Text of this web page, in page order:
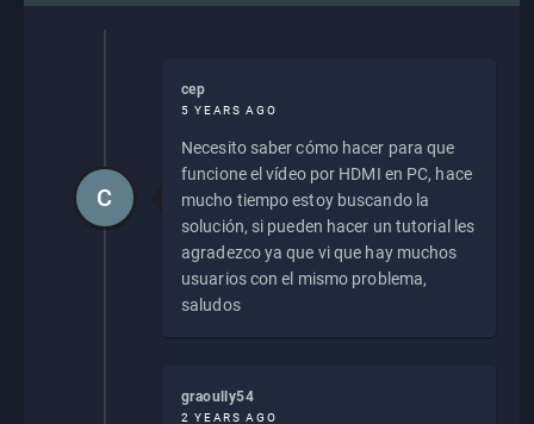
cep
5 YEARS AGO
Necesito saber cómo hacer para que
funcione el vídeo por HDMI en PC, hace
mucho tiempo estoy buscando la
solución, si pueden hacer un tutorial les
agradezco ya que vi que hay muchos
usuarios con el mismo problema,
saludos
C
graoully54
2 YEARS AGO